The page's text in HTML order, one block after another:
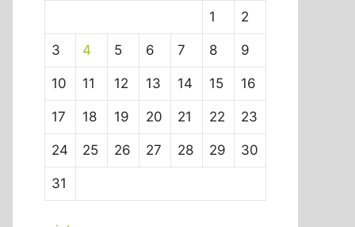
1 2
3 4 5 6 7 8 9
10 11 12 13 14 15 16
17 18 19 20 21 22 23
24 25 26 27 28 29 30
31